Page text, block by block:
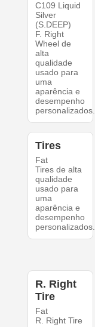
C109 Liquid
Silver
(S.DEEP)
F. Right
Wheel de
alta
qualidade
usado para
uma
aparência e
desempenho
personalizados.
Tires
Fat
Tires de alta
qualidade
usado para
uma
aparência e
desempenho
personalizados.
R. Right
Tire
Fat
R. Right Tire